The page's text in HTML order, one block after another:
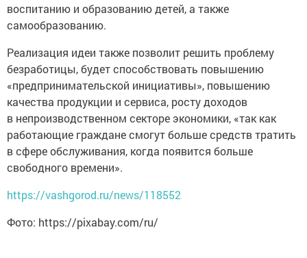
воспитанию и образованию детей, а также
самообразованию.
Реализация идеи также позволит решить проблему
безработицы, будет способствовать повышению
«предпринимательской инициативы», повышению
качества продукции и сервиса, росту доходов
в непроизводственном секторе экономики, «так как
работающие граждане смогут больше средств тратить
в сфере обслуживания, когда появится больше
свободного времени».
https://vashgorod.ru/news/118552
Фото: https://pixabay.com/ru/